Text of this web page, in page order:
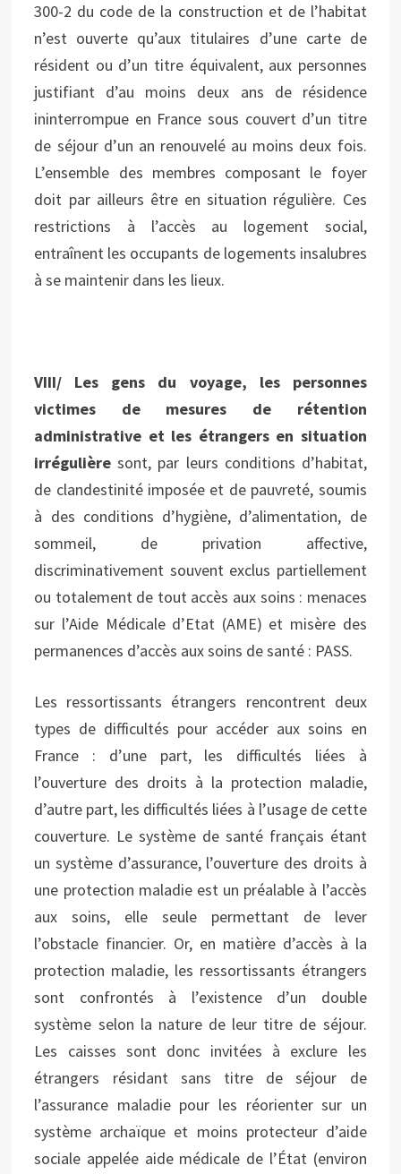
300-2 du code de la construction et de l’habitat
n’est ouverte qu’aux titulaires d’une carte de
résident ou d’un titre équivalent, aux personnes
justifiant d’au moins deux ans de résidence
ininterrompue en France sous couvert d’un titre
de séjour d’un an renouvelé au moins deux fois.
L’ensemble des membres composant le foyer
doit par ailleurs être en situation régulière. Ces
restrictions à l’accès au logement social,
entraînent les occupants de logements insalubres
à se maintenir dans les lieux.
VIII/ Les gens du voyage, les personnes
victimes de mesures de rétention
administrative et les étrangers en situation
irrégulièresont, par leurs conditions d’habitat,
de clandestinité imposée et de pauvreté, soumis
à des conditions d’hygiène, d’alimentation, de
sommeil, de privation affective,
discriminativement souvent exclus partiellement
ou totalement de tout accès aux soins : menaces
sur l’Aide Médicale d’Etat (AME) et misère des
permanences d’accès aux soins de santé : PASS.
Les ressortissants étrangers rencontrent deux
types de difficultés pour accéder aux soins en
France : d’une part, les difficultés liées à
l’ouverture des droits à la protection maladie,
d’autre part, les difficultés liées à l’usage de cette
couverture. Le système de santé français étant
un système d’assurance, l’ouverture des droits à
une protection maladie est un préalable à l’accès
aux soins, elle seule permettant de lever
l’obstacle financier. Or, en matière d’accès à la
protection maladie, les ressortissants étrangers
sont confrontés à l’existence d’un double
système selon la nature de leur titre de séjour.
Les caisses sont donc invitées à exclure les
étrangers résidant sans titre de séjour de
l’assurance maladie pour les réorienter sur un
système archaïque et moins protecteur d’aide
sociale appelée aide médicale de l’État (environ